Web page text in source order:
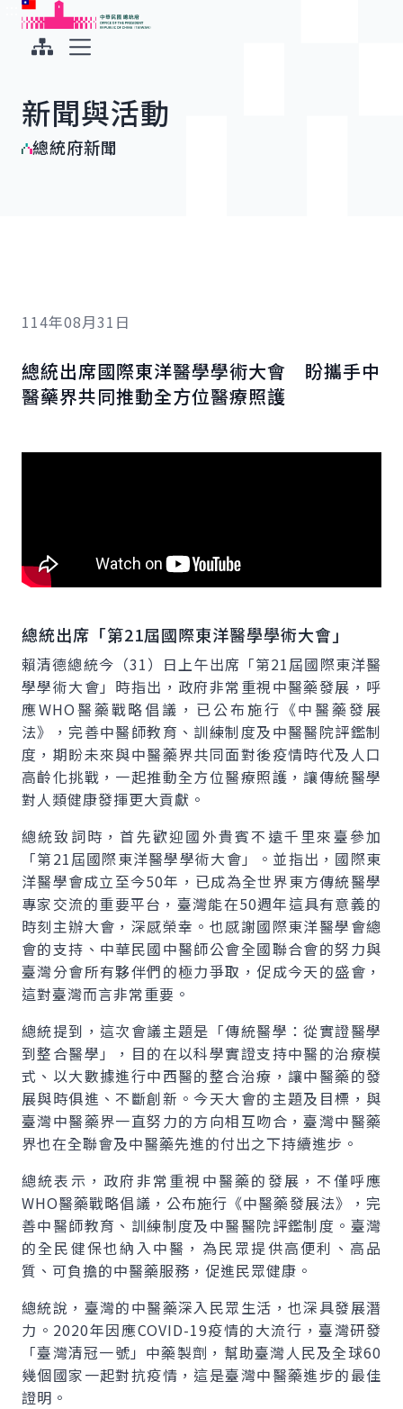
跳到主要內容
中華民國總統府
新聞與活動
總統府新聞
114年08月31日
總統出席國際東洋醫學學術大會 盼攜手中
醫藥界共同推動全方位醫療照護
總統出席「第21屆國際東洋醫學學術大會」
賴清德總統今（31）日上午出席「第21屆國際東洋醫
學學術大會」時指出，政府非常重視中醫藥發展，呼
應WHO醫藥戰略倡議，已公布施行《中醫藥發展
法》，完善中醫師教育、訓練制度及中醫醫院評鑑制
度，期盼未來與中醫藥界共同面對後疫情時代及人口
高齡化挑戰，一起推動全方位醫療照護，讓傳統醫學
對人類健康發揮更大貢獻。
總統致詞時，首先歡迎國外貴賓不遠千里來臺參加
「第21屆國際東洋醫學學術大會」。並指出，國際東
洋醫學會成立至今50年，已成為全世界東方傳統醫學
專家交流的重要平台，臺灣能在50週年這具有意義的
時刻主辦大會，深感榮幸。也感謝國際東洋醫學會總
會的支持、中華民國中醫師公會全國聯合會的努力與
臺灣分會所有夥伴們的極力爭取，促成今天的盛會，
這對臺灣而言非常重要。
總統提到，這次會議主題是「傳統醫學：從實證醫學
到整合醫學」，目的在以科學實證支持中醫的治療模
式、以大數據進行中西醫的整合治療，讓中醫藥的發
展與時俱進、不斷創新。今天大會的主題及目標，與
臺灣中醫藥界一直努力的方向相互吻合，臺灣中醫藥
界也在全聯會及中醫藥先進的付出之下持續進步。
總統表示，政府非常重視中醫藥的發展，不僅呼應
WHO醫藥戰略倡議，公布施行《中醫藥發展法》，完
善中醫師教育、訓練制度及中醫醫院評鑑制度。臺灣
的全民健保也納入中醫，為民眾提供高便利、高品
質、可負擔的中醫藥服務，促進民眾健康。
總統說，臺灣的中醫藥深入民眾生活，也深具發展潛
力。2020年因應COVID-19疫情的大流行，臺灣研發
「臺灣清冠一號」中藥製劑，幫助臺灣人民及全球60
幾個國家一起對抗疫情，這是臺灣中醫藥進步的最佳
證明。